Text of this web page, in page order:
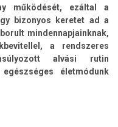
működését, ezáltal a
bizonyos keretet ad a
mindennapjainknak,
a rendszeres
alvási rutin
életmódunk